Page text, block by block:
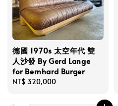
德國 1970s 太空年代 雙
人沙發 By Gerd Lange
for Bernhard Burger
Regular
NT$ 320,000